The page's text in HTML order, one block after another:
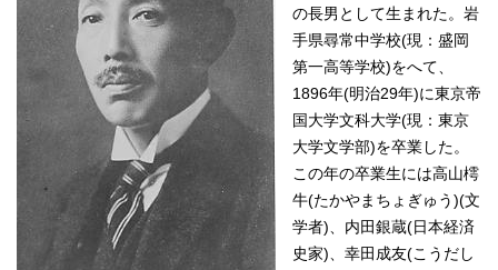
の長男として生まれた。岩
手県尋常中学校(現：盛岡
第一高等学校)をへて、
1896年(明治29年)に東京帝
国大学文科大学(現：東京
大学文学部)を卒業した。
この年の卒業生には高山樗
牛(たかやまちょぎゅう)(文
学者)、内田銀蔵(日本経済
史家)、幸田成友(こうだし